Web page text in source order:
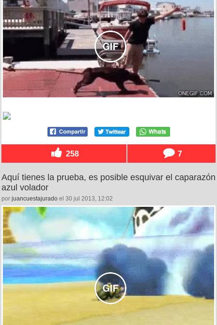
258 7
Aquí tienes la prueba, es posible esquivar el caparazón
azul volador
por juancuestajurado el 30 jul 2013, 12:02